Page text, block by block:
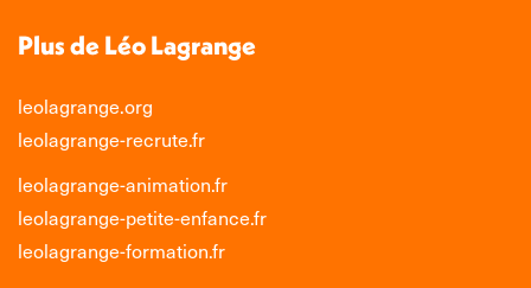
Plus de Léo Lagrange
leolagrange.org
leolagrange-recrute.fr
leolagrange-animation.fr
leolagrange-petite-enfance.fr
leolagrange-formation.fr